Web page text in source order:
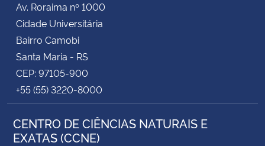
Secretaria-Geral
Secretaria de Governo
Gabinete de Segurança Institucional
Advocacia-Geral da União
Av. Roraima nº 1000
Cidade Universitária
Bairro Camobi
Santa Maria - RS
CEP: 97105-900
+55 (55) 3220-8000
CENTRO DE CIÊNCIAS NATURAIS E
EXATAS (CCNE)